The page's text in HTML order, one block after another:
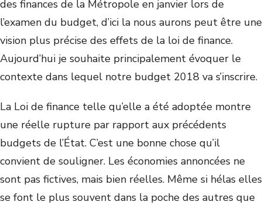
des finances de la Métropole en janvier lors de
l’examen du budget, d’ici la nous aurons peut être une
vision plus précise des effets de la loi de finance.
Aujourd’hui je souhaite principalement évoquer le
contexte dans lequel notre budget 2018 va s’inscrire.
La Loi de finance telle qu’elle a été adoptée montre
une réelle rupture par rapport aux précédents
budgets de l’État. C’est une bonne chose qu’il
convient de souligner. Les économies annoncées ne
sont pas fictives, mais bien réelles. Même si hélas elles
se font le plus souvent dans la poche des autres que